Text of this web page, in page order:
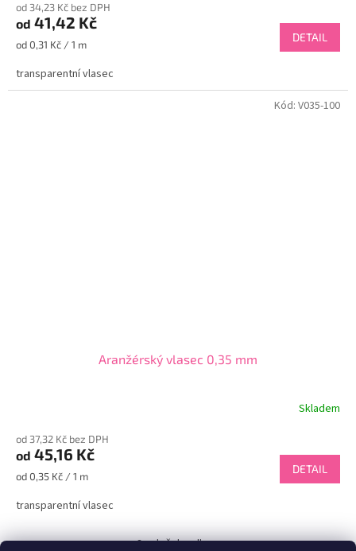
od 34,23 Kč bez DPH
od 41,42 Kč
Měrná
od 0,31 Kč / 1 m
DETAIL
transparentní vlasec
Aranžérský vlasec 0,35 mm
Skladem
od 37,32 Kč bez DPH
od 45,16 Kč
Měrná
od 0,35 Kč / 1 m
DETAIL
transparentní vlasec
Kód: V035-100
6položek celkem